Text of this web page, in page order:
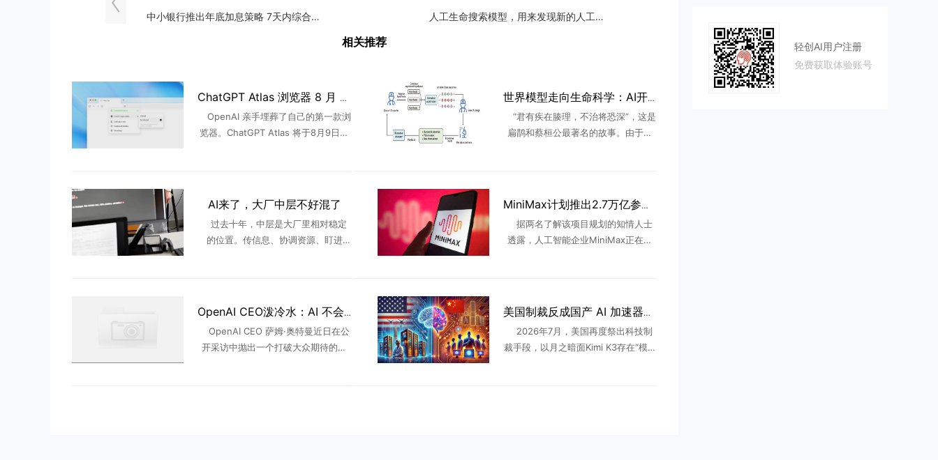
轻创AI用户注册
免费获取体验账号
中小银行推出年底加息策略 7天内综合年利率最高可超7% 人工生命搜索模型，用来发现新的人工生命形式
相关推荐
ChatGPT Atlas 浏览器 8 月 9 日停止服务，用户需10天内导出书签
OpenAI 亲手埋葬了自己的第一款浏
览器。ChatGPT Atlas 将于8月9日正
世界模型走向生命科学：AI开始预演生命的未来
“君有疾在腠理，不治将恐深”，这是
扁鹊和蔡桓公最著名的故事。由于蔡
AI来了，大厂中层不好混了
过去十年，中层是大厂里相对稳定
的位置。传信息、协调资源、盯进
MiniMax计划推出2.7万亿参数大模型
据两名了解该项目规划的知情人士
透露，人工智能企业MiniMax正在研
OpenAI CEO泼冷水：AI 不会带来四天工作制，超级智能时代人只会更忙
OpenAI CEO 萨姆·奥特曼近日在公
开采访中抛出一个打破大众期待的观
美国制裁反成国产 AI 加速器？美国出手却先卡住自家几百家企业
2026年7月，美国再度祭出科技制
裁手段，以月之暗面Kimi K3存在“模型